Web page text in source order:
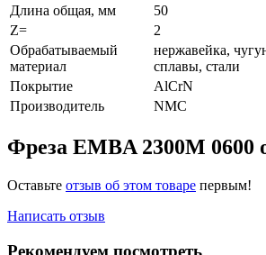
Длина общая, мм
50
Z=
2
Обрабатываемый
материал
нержавейка,
сплавы, стали
Покрытие
AlCrN
Производитель
NMC
Фреза EMBA 2300M 0600
Оставьте отзыв об этом товаре первым!
Написать отзыв
Рекомендуем посмотреть